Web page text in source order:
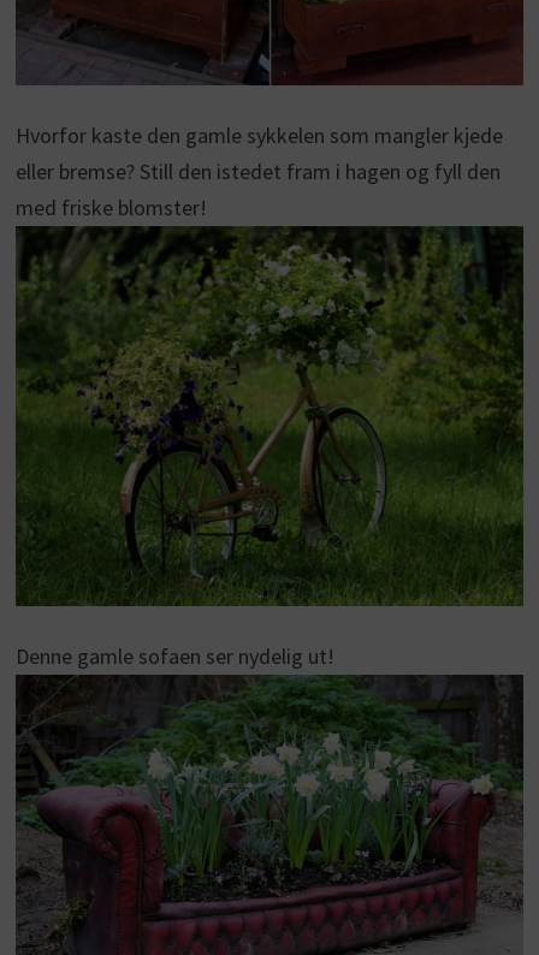
Hvorfor kaste den gamle sykkelen som mangler kjede
eller bremse? Still den istedet fram i hagen og fyll den
med friske blomster!
Denne gamle sofaen ser nydelig ut!